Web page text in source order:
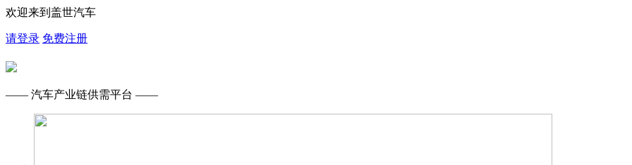
欢迎来到盖世汽车
请登录 免费注册
—— 汽车产业链供需平台 ——